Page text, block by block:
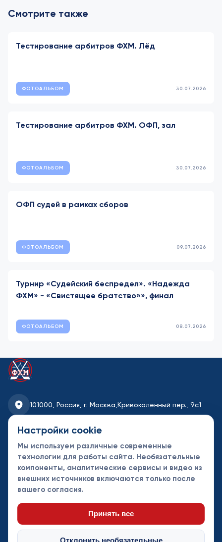
Смотрите также
Тестирование арбитров ФХМ. Лёд
ФОТОАЛЬБОМ 30.07.2026
Тестирование арбитров ФХМ. ОФП, зал
ФОТОАЛЬБОМ 30.07.2026
ОФП судей в рамках сборов
ФОТОАЛЬБОМ 09.07.2026
Турнир «Судейский беспредел». «Надежда
ФХМ» - «Свистящее братство»», финал
ФОТОАЛЬБОМ 08.07.2026
101000, Россия, г. Москва, Кривоколенный пер., 9с1
fhmoscow@mail.ru
8-495-621-35-95
Новости
Турниры
Контакты
партнеры
Настройки cookie
Мы используем различные современные
технологии для работы сайта. Необязательные
компоненты, аналитические сервисы и видео из
внешних источников включаются только после
вашего согласия.
Принять все
Отклонить необязательные